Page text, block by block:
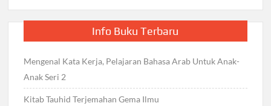
Info Buku Terbaru
Mengenal Kata Kerja, Pelajaran Bahasa Arab Untuk Anak-
Anak Seri 2
Kitab Tauhid Terjemahan Gema Ilmu